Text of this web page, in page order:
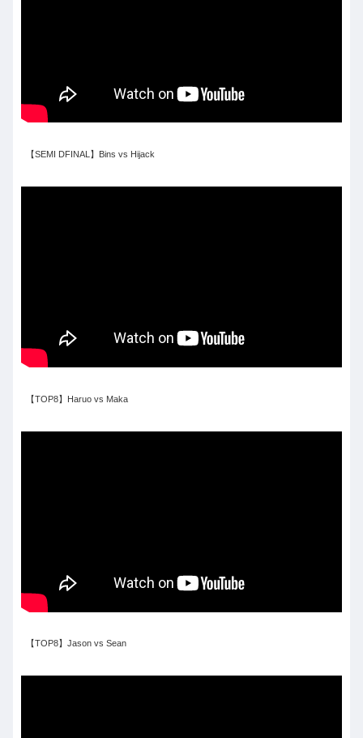
【SEMI DFINAL】Bins vs Hijack
【TOP8】Haruo vs Maka
【TOP8】Jason vs Sean